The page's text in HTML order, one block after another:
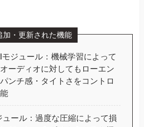
・更新された機能
ジュール：機械学習によって
ーディオに対してもローエン
ンチ感・タイトさをコントロ
ール：過度な圧縮によって損